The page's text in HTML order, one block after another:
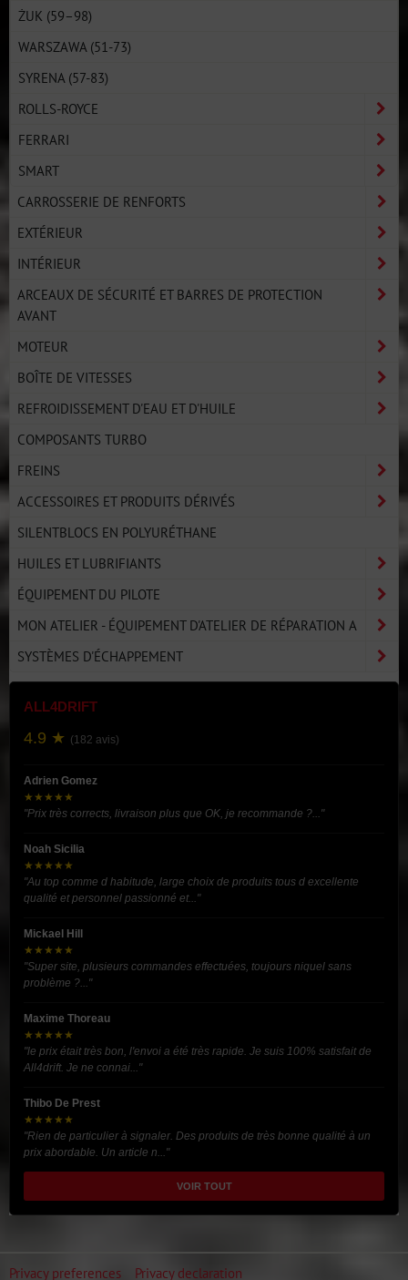
ŻUK (59–98)
WARSZAWA (51-73)
SYRENA (57-83)
ROLLS-ROYCE
FERRARI
SMART
CARROSSERIE DE RENFORTS
EXTÉRIEUR
INTÉRIEUR
ARCEAUX DE SÉCURITÉ ET BARRES DE PROTECTION
AVANT
MOTEUR
BOÎTE DE VITESSES
REFROIDISSEMENT D'EAU ET D'HUILE
COMPOSANTS TURBO
FREINS
ACCESSOIRES ET PRODUITS DÉRIVÉS
SILENTBLOCS EN POLYURÉTHANE
HUILES ET LUBRIFIANTS
ÉQUIPEMENT DU PILOTE
MON ATELIER - ÉQUIPEMENT D'ATELIER DE RÉPARATION A
SYSTÈMES D'ÉCHAPPEMENT
ALL4DRIFT
4.9 ★ (182 avis)
Adrien Gomez
★★★★★
"Prix très corrects, livraison plus que OK, je recommande ?..."
Noah Sicilia
★★★★★
"Au top comme d habitude, large choix de produits tous d excellente
qualité et personnel passionné et..."
Mickael Hill
★★★★★
"Super site, plusieurs commandes effectuées, toujours niquel sans
problème ?..."
Maxime Thoreau
★★★★★
"le prix était très bon, l'envoi a été très rapide. Je suis 100% satisfait de
All4drift. Je ne connai..."
Thibo De Prest
★★★★★
"Rien de particulier à signaler. Des produits de très bonne qualité à un
prix abordable. Un article n..."
VOIR TOUT
Privacy preferences Privacy declaration